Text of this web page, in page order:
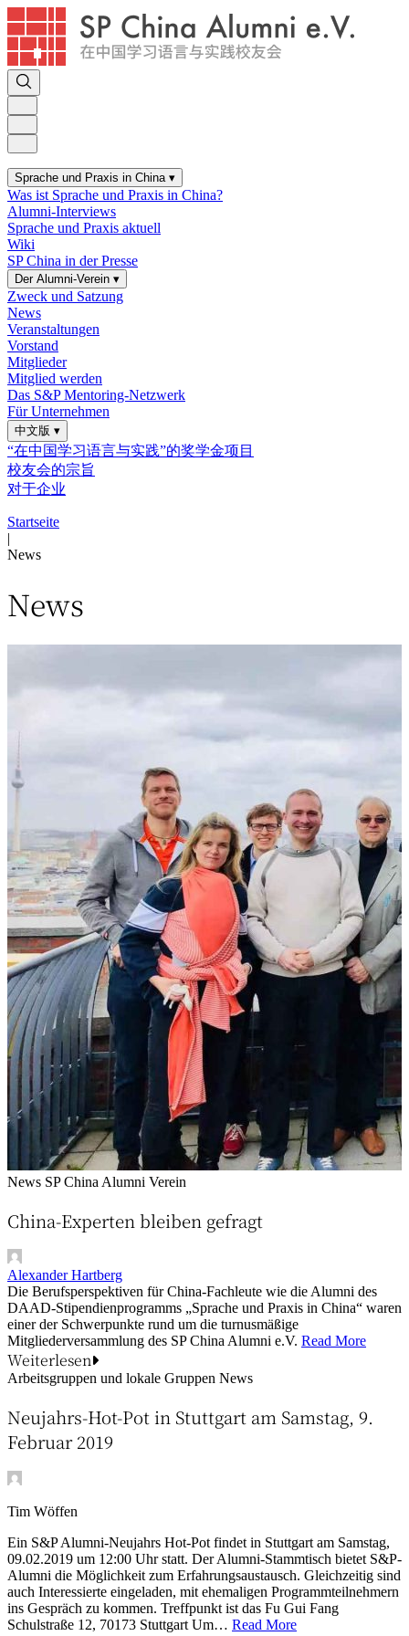
Sprache und Praxis in China ▾
Was ist Sprache und Praxis in China?
Alumni-Interviews
Sprache und Praxis aktuell
Wiki
SP China in der Presse
Der Alumni-Verein ▾
Zweck und Satzung
News
Veranstaltungen
Vorstand
Mitglieder
Mitglied werden
Das S&P Mentoring-Netzwerk
Für Unternehmen
中文版 ▾
“在中国学习语言与实践”的奖学金项目
校友会的宗旨
对于企业
Startseite
|
News
News
News SP China Alumni Verein
China-Experten bleiben gefragt
Alexander Hartberg
Die Berufsperspektiven für China-Fachleute wie die Alumni des
DAAD-Stipendienprogramms „Sprache und Praxis in China“ waren
einer der Schwerpunkte rund um die turnusmäßige
Mitgliederversammlung des SP China Alumni e.V. Read More
Weiterlesen
Arbeitsgruppen und lokale Gruppen News
Neujahrs-Hot-Pot in Stuttgart am Samstag, 9.
Februar 2019
Tim Wöffen
Ein S&P Alumni-Neujahrs Hot-Pot findet in Stuttgart am Samstag,
09.02.2019 um 12:00 Uhr statt. Der Alumni-Stammtisch bietet S&P-
Alumni die Möglichkeit zum Erfahrungsaustausch. Gleichzeitig sind
auch Interessierte eingeladen, mit ehemaligen Programmteilnehmern
ins Gespräch zu kommen. Treffpunkt ist das Fu Gui Fang
Schulstraße 12, 70173 Stuttgart Um… Read More